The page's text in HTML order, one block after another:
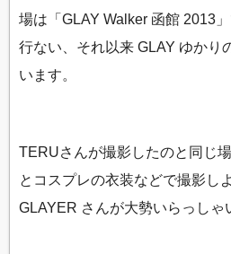
場は「GLAY Walker 函館 2013
行ない、それ以来 GLAY ゆかり
います。
TERUさんが撮影したのと同じ
とコスプレの衣装などで撮影し
GLAYER さんが大勢いらっしゃ